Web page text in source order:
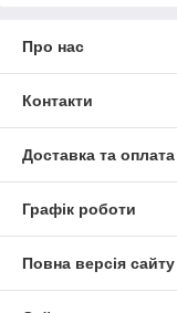
Про нас
Контакти
Доставка та оплата
Графік роботи
Повна версія сайту